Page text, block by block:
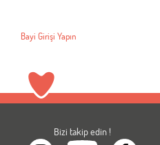
Bayi Girişi Yapın
Bizi takip edin !